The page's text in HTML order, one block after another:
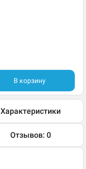
В корзину
Характеристики
Отзывов: 0